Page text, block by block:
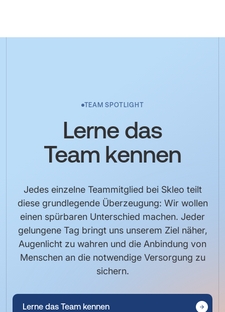
TEAM SPOTLIGHT
Lerne das
Team kennen
Jedes einzelne Teammitglied bei Skleo teilt
diese grundlegende Überzeugung: Wir wollen
einen spürbaren Unterschied machen. Jeder
gelungene Tag bringt uns unserem Ziel näher,
Augenlicht zu wahren und die Anbindung von
Menschen an die notwendige Versorgung zu
sichern.
Lerne das Team kennen